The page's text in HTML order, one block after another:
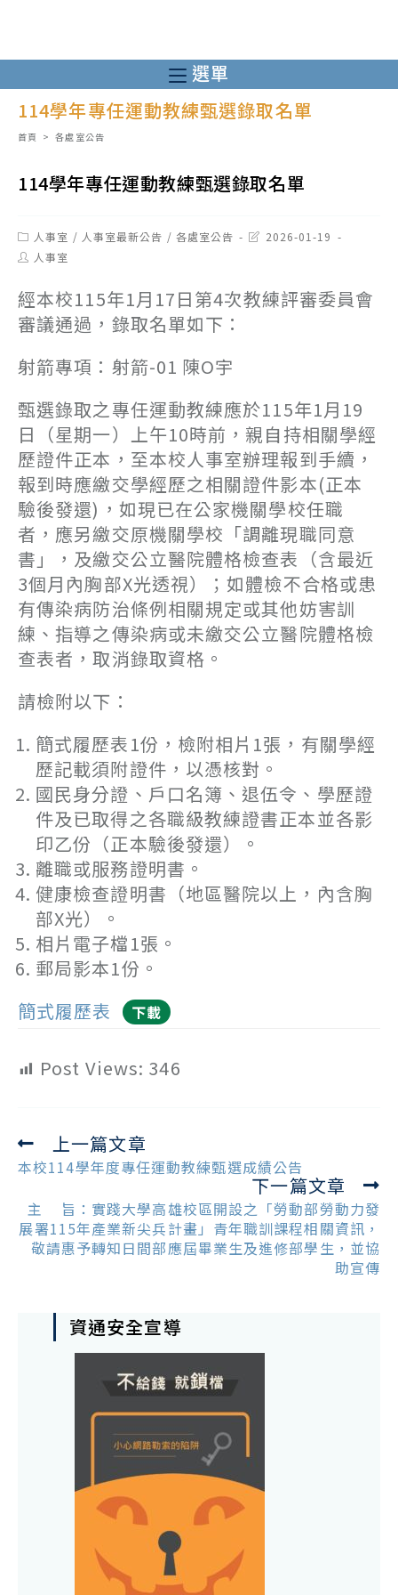
至
主
選單
114學年專任運動教練甄選錄取名單
首頁 > 各處室公告
114學年專任運動教練甄選錄取名單
Post
category:
人事室 / 人事室最新公告 / 各處室公告
Post2026-01-19
Post人事室
經本校115年1月17日第4次教練評審委員會
審議通過，錄取名單如下：
射箭專項：射箭-01 陳O宇
甄選錄取之專任運動教練應於115年1月19
日（星期一）上午10時前，親自持相關學經
歷證件正本，至本校人事室辦理報到手續，
報到時應繳交學經歷之相關證件影本(正本
驗後發還)，如現已在公家機關學校任職
者，應另繳交原機關學校「調離現職同意
書」，及繳交公立醫院體格檢查表（含最近
3個月內胸部X光透視）；如體檢不合格或患
有傳染病防治條例相關規定或其他妨害訓
練、指導之傳染病或未繳交公立醫院體格檢
查表者，取消錄取資格。
請檢附以下：
簡式履歷表1份，檢附相片1張，有關學經
歷記載須附證件，以憑核對。
國民身分證、戶口名簿、退伍令、學歷證
件及已取得之各職級教練證書正本並各影
印乙份（正本驗後發還）。
離職或服務證明書。
健康檢查證明書（地區醫院以上，內含胸
部X光）。
相片電子檔1張。
郵局影本1份。
簡式履歷表
下載
Post Views: 346
Read
more
上一篇文章
本校114學年度專任運動教練甄選成績公告
下一篇文章
主 旨：實踐大學高雄校區開設之「勞動部勞動力發
展署115年產業新尖兵計畫」青年職訓課程相關資訊，
敬請惠予轉知日間部應屆畢業生及進修部學生，並協
助宣傳
資通安全宣導